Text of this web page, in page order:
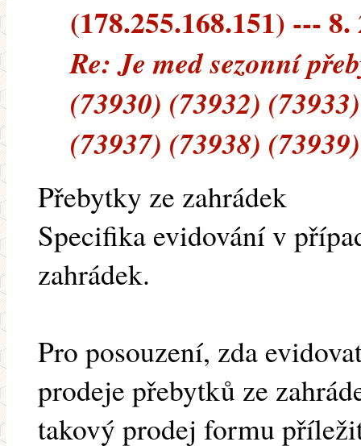
(178.255.168.151) --- 8.
Re: Je med sezonní
(73930) (73932)
(73937) (73938)
Přebytky ze zahrádek
Specifika evidování v
zahrádek.
Pro posouzení, zda
prodeje přebytků ze
takový prodej formu